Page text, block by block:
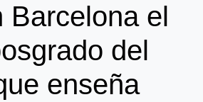
Barcelona el
del
enseña